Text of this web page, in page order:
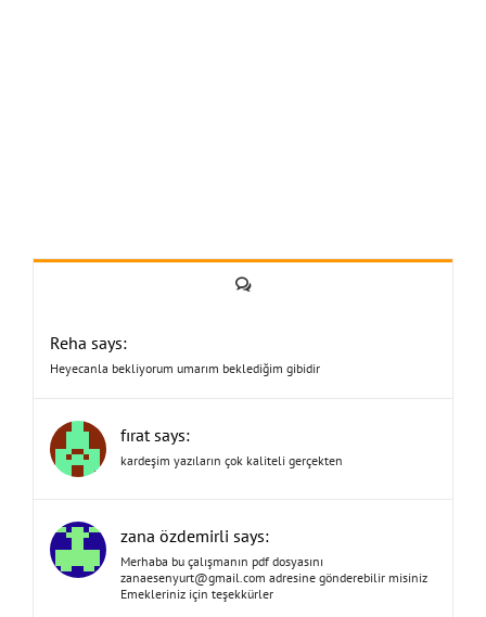
Yorum
Reha says:
Heyecanla bekliyorum umarım beklediğim gibidir
fırat says:
kardeşim yazıların çok kaliteli gerçekten
zana özdemirli says:
Merhaba bu çalışmanın pdf dosyasını
zanaesenyurt@gmail.com adresine gönderebilir misiniz
Emekleriniz için teşekkürler